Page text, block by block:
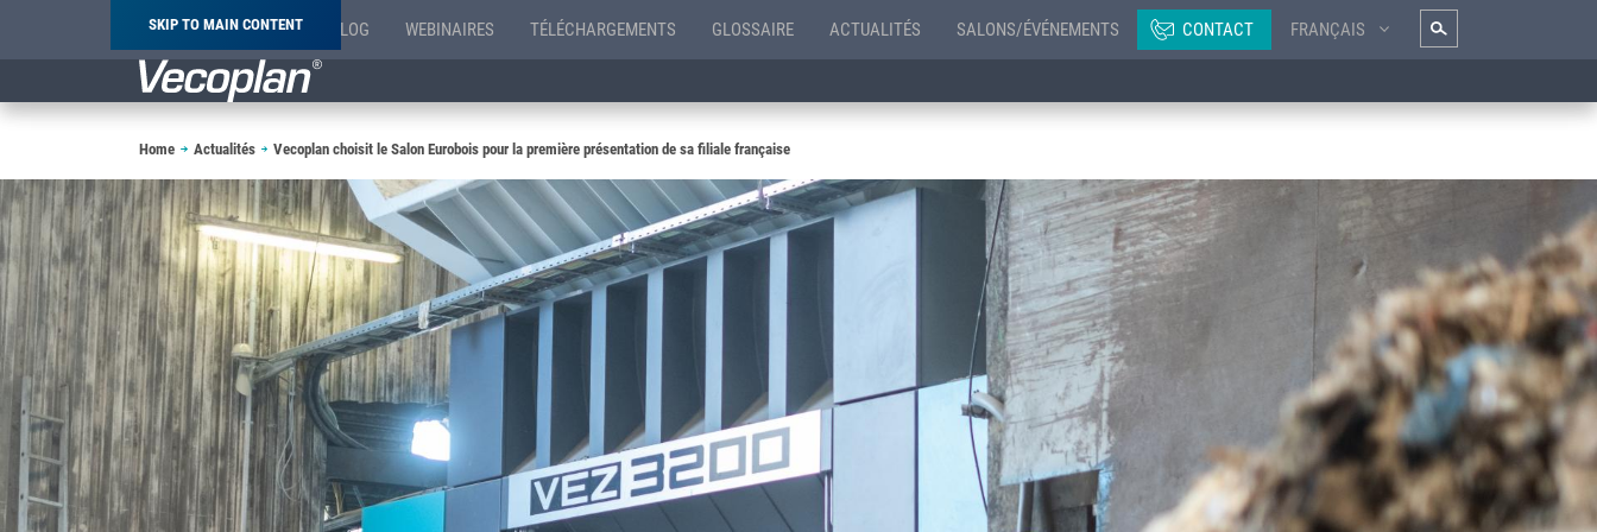
SKIP TO MAIN CONTENT BLOG WEBINAIRES TÉLÉCHARGEMENTS GLOSSAIRE ACTUALITÉS SALONS/ÉVÉNEMENTS CONTACT FRANÇAIS
Breadcrumb
Home Actualités Vecoplan choisit le Salon Eurobois pour la première présentation de sa filiale française